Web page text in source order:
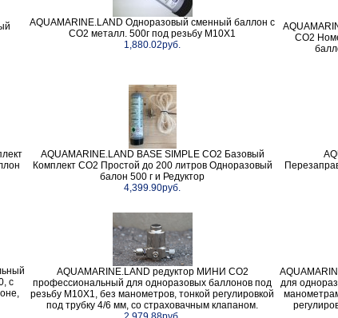
AQUAMARINE.LAND Одноразовый сменный баллон с
СО2 металл. 500г под резьбу M10X1
1,880.02руб.
СО2
AQUAMARINE.LAND BASE SIMPLE СО2 Базовый
Комплект СО2 Простой до 200 литров Одноразовый
балон 500 г и Редуктор
4,399.90руб.
с
AQUAMARINE.LAND редуктор МИНИ СО2
профессиональный для одноразовых баллонов под
резьбу M10X1, без манометров, тонкой регулировкой
под трубку 4/6 мм, со страховачным клапаном.
для